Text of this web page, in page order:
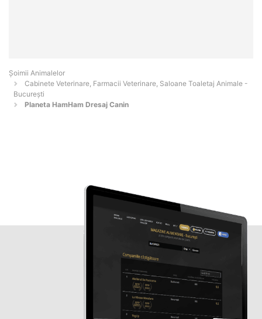
Şoimii Animalelor
Cabinete Veterinare, Farmacii Veterinare, Saloane Toaletaj Animale -
Bucureşti
Planeta HamHam Dresaj Canin